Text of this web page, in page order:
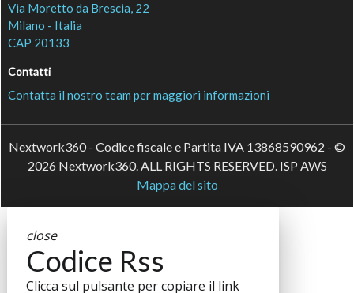
Via Moretto da Brescia, 22
Milano - Italia
CAP 20133
Contatti
Contatta il nostro team per maggiori informazioni
Nextwork360 - Codice fiscale e Partita IVA 13868590962 - ©
2026 Nextwork360. ALL RIGHTS RESERVED. ISP AWS
Mappa del sito
close
Codice Rss
Clicca sul pulsante per copiare il link